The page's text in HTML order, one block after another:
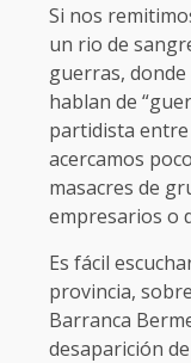
Si nos
un rio de
guerras,
hablan de
partidista
acercamos
masacres de
empresarios o
Es fácil
provincia,
Barranca
desaparición